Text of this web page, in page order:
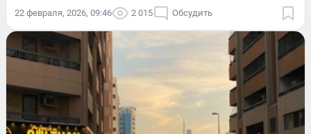
22 февраля, 2026, 09:46 2 015 Обсудить